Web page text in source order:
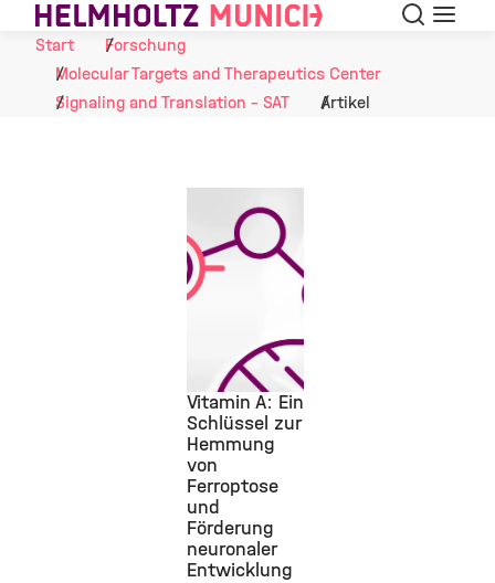
Skip to Content Suche
Start
Forschung
Molecular Targets and Therapeutics Center
Signaling and Translation - SAT
Artikel
©
Vitamin A: Ein
Schlüssel zur
Hemmung
von
Ferroptose
und
Förderung
neuronaler
Entwicklung